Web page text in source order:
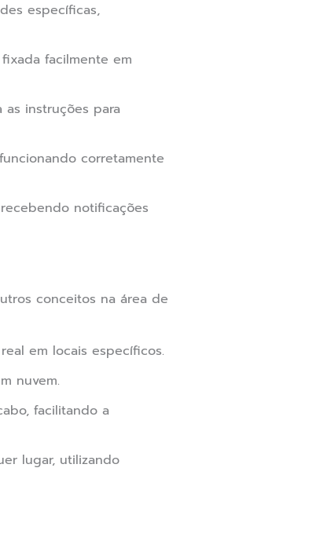
específicas,
facilmente em
instruções para
corretamente
notificações
conceitos na área de
em locais específicos.
nuvem.
facilitando a
lugar, utilizando